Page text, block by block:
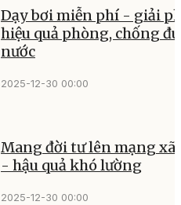
Dạy bơi miễn phí - giải
hiệu quả phòng, chống
nước
2025-12-30 00:00
Mang đời tư lên mạng xã
- hậu quả khó lường
2025-12-30 00:00